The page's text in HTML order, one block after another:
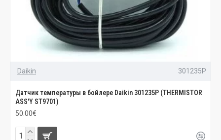
Daikin 301235P
Датчик температуры в бойлере Daikin 301235P (THERMISTOR
ASS'Y ST9701)
50.00€